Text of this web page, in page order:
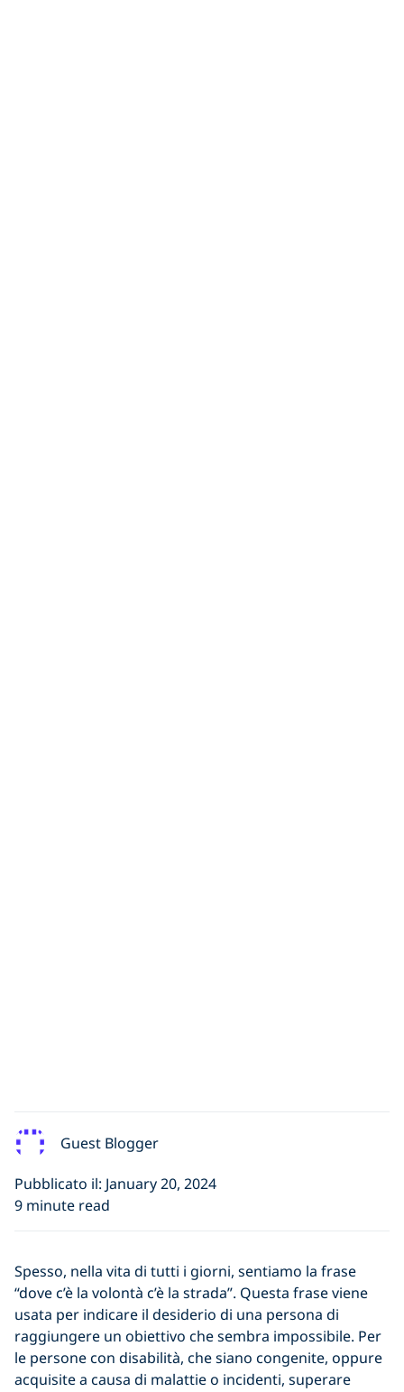
Guest Blogger
Pubblicato il: January 20, 2024
9 minute read
Spesso, nella vita di tutti i giorni, sentiamo la frase
“dove c’è la volontà c’è la strada”. Questa frase viene
usata per indicare il desiderio di una persona di
raggiungere un obiettivo che sembra impossibile. Per
le persone con disabilità, che siano congenite, oppure
acquisite a causa di malattie o incidenti, superare